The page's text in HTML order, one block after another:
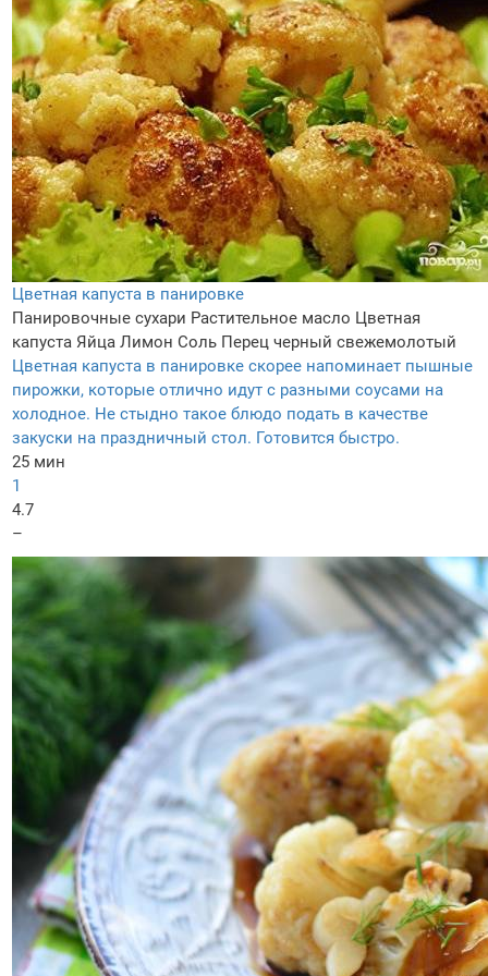
Цветная капуста в панировке
Панировочные сухари Растительное масло Цветная
капуста Яйца Лимон Соль Перец черный свежемолотый
Цветная капуста в панировке скорее напоминает пышные
пирожки, которые отлично идут с разными соусами на
холодное. Не стыдно такое блюдо подать в качестве
закуски на праздничный стол. Готовится быстро.
25 мин
1
4.7
–